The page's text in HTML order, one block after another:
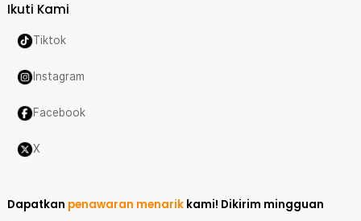
Ikuti Kami
Tiktok
Instagram
Facebook
X
Dapatkan penawaran menarik kami! Dikirim mingguan